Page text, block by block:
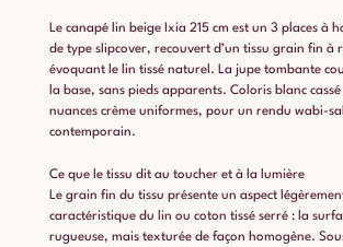
Le canapé lin beige Ixia 215 cm est un 3 places à
de type slipcover, recouvert d’un tissu grain fin à
évoquant le lin tissé naturel. La jupe tombante
la base, sans pieds apparents. Coloris blanc
nuances crème uniformes, pour un rendu wabi-
contemporain.
Ce que le tissu dit au toucher et à la lumière
Le grain fin du tissu présente un aspect
caractéristique du lin ou coton tissé serré : la
rugueuse, mais texturée de façon homogène.